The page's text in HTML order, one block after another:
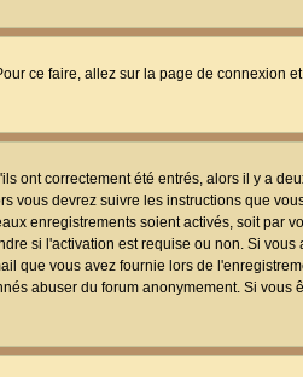
ce faire, allez sur la page de connexion
ont correctement été entrés, alors il y a
vous devrez suivre les instructions que
enregistrements soient activés, soit par
si l'activation est requise ou non. Si
que vous avez fournie lors de
abuser du forum anonymement. Si vous